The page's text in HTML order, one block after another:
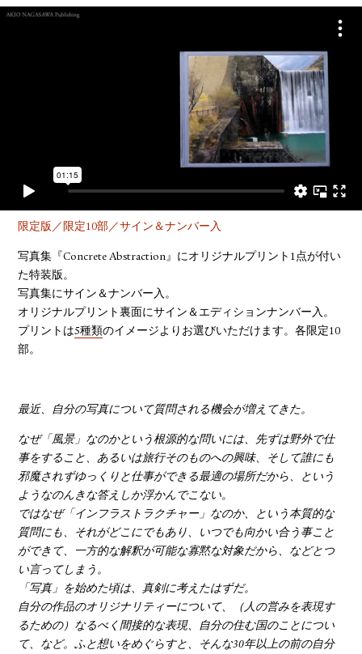
限定版／限定10部／サイン＆ナンバー入
写真集『Concrete Abstraction』にオリジナルプリント1点が付い
た特装版。
写真集にサイン＆ナンバー入。
オリジナルプリント裏面にサイン＆エディションナンバー入。
プリントは5種類のイメージよりお選びいただけます。各限定10
部。
最近、自分の写真について質問される機会が増えてきた。
なぜ「風景」なのかという根源的な問いには、先ずは野外で仕
事をすること、あるいは旅行そのものへの興味、そして誰にも
邪魔されずゆっくりと仕事ができる最適の場所だから、という
ようなのんきな答えしか浮かんでこない。
ではなぜ「インフラストラクチャー」なのか、という本質的な
質問にも、それがどこにでもあり、いつでも向かい合う事こと
ができて、一方的な解釈が可能な寡黙な対象だから、などとつ
い言ってしまう。
「写真」を始めた頃は、真剣に考えたはずだ。
自分の作品のオリジナリティーについて、（人の営みを表現す
るための）なるべく間接的な表現、自分の住む国のことについ
て、など。ふと想いをめぐらすと、そんな30年以上の前の自分